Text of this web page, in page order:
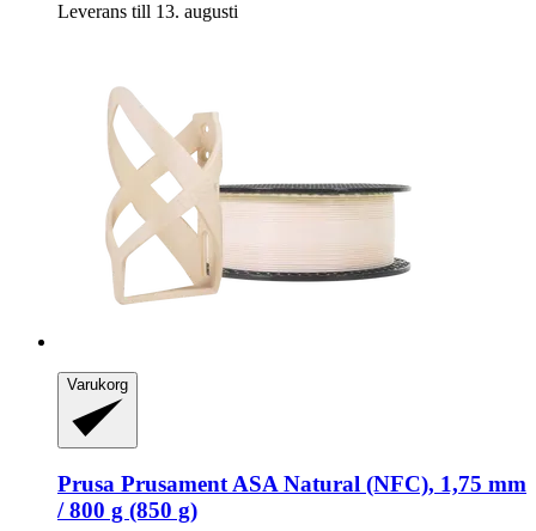
Leverans till 13. augusti
Varukorg
Prusa Prusament ASA Natural (NFC), 1,75 mm
/ 800 g (850 g)